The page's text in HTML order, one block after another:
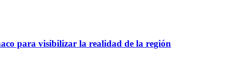
para visibilizar la realidad de la región